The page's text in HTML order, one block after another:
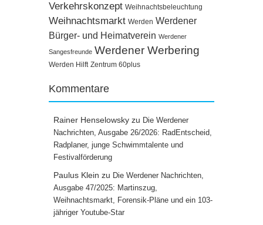
Verkehrskonzept Weihnachtsbeleuchtung
Weihnachtsmarkt Werden Werdener
Bürger- und Heimatverein Werdener
Sangesfreunde Werdener Werbering
Werden Hilft Zentrum 60plus
Kommentare
Rainer Henselowsky zu Die Werdener
Nachrichten, Ausgabe 26/2026: RadEntscheid,
Radplaner, junge Schwimmtalente und
Festivalförderung
Paulus Klein zu Die Werdener Nachrichten,
Ausgabe 47/2025: Martinszug,
Weihnachtsmarkt, Forensik-Pläne und ein 103-
jähriger Youtube-Star